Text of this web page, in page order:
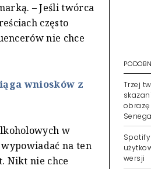
– Jeśli twórca
często
nie chce
wniosków z
w
na ten
Nikt nie chce
Trzej
wersji